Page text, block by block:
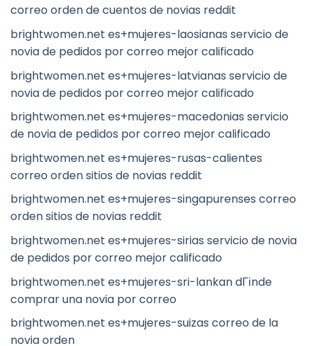
correo orden de cuentos de novias reddit
brightwomen.net es+mujeres-laosianas servicio de
novia de pedidos por correo mejor calificado
brightwomen.net es+mujeres-latvianas servicio de
novia de pedidos por correo mejor calificado
brightwomen.net es+mujeres-macedonias servicio
de novia de pedidos por correo mejor calificado
brightwomen.net es+mujeres-rusas-calientes
correo orden sitios de novias reddit
brightwomen.net es+mujeres-singapurenses correo
orden sitios de novias reddit
brightwomen.net es+mujeres-sirias servicio de novia
de pedidos por correo mejor calificado
brightwomen.net es+mujeres-sri-lankan dГіnde
comprar una novia por correo
brightwomen.net es+mujeres-suizas correo de la
novia orden